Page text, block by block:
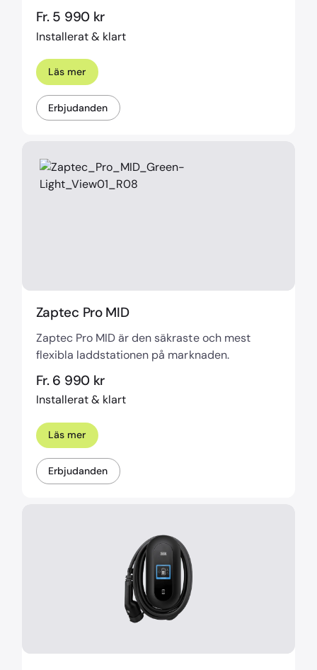
Fr. 5 990 kr
Installerat & klart
Läs mer
Erbjudanden
Zaptec Pro MID
Zaptec Pro MID är den säkraste och mest
flexibla laddstationen på marknaden.
Fr. 6 990 kr
Installerat & klart
Läs mer
Erbjudanden